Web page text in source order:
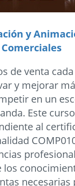
y
Comerciales
de venta
y mejorar
en un
Este curso
al
los
necesarias